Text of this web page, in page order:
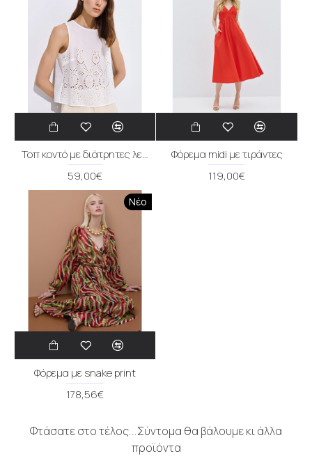
Τοπ κοντό με διάτρητες λεπτομέρειες
59,00€
Φόρεμα midi με τιράντες
119,00€
Νέο
Φόρεμα με snake print
178,56€
Φτάσατε στο τέλος...Σύντομα θα βάλουμε κι άλλα
προϊόντα